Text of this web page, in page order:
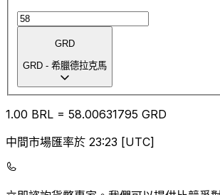
GRD
GRD - 希臘德拉克馬
1.00 BRL = 58.00631795 GRD
中間市場匯率於 23:23 [UTC]